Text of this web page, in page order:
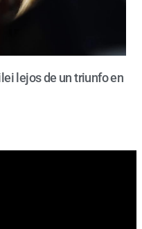
lejos de un triunfo en